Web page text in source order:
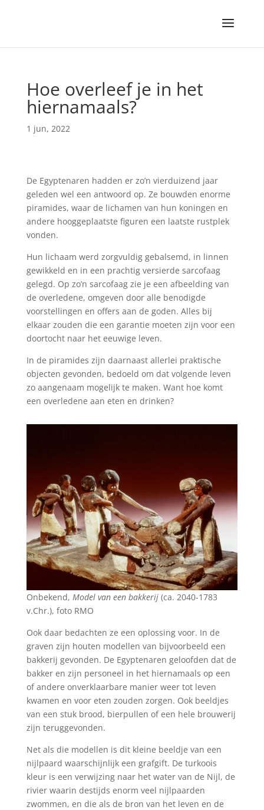
Hoe overleef je in het
hiernamaals?
1 jun, 2022
De Egyptenaren hadden er zo’n vierduizend jaar
geleden wel een antwoord op. Ze bouwden enorme
piramides, waar de lichamen van hun koningen en
andere hooggeplaatste figuren een laatste rustplek
vonden.
Hun lichaam werd zorgvuldig gebalsemd, in linnen
gewikkeld en in een prachtig versierde sarcofaag
gelegd. Op zo’n sarcofaag zie je een afbeelding van
de overledene, omgeven door alle benodigde
voorstellingen en offers aan de goden. Alles bij
elkaar zouden die een garantie moeten zijn voor een
doortocht naar het eeuwige leven.
In de piramides zijn daarnaast allerlei praktische
objecten gevonden, bedoeld om dat volgende leven
zo aangenaam mogelijk te maken. Want hoe komt
een overledene aan eten en drinken?
Onbekend, Model van een bakkerij(ca. 2040-1783
v.Chr.), foto RMO
Ook daar bedachten ze een oplossing voor. In de
graven zijn houten modellen van bijvoorbeeld een
bakkerij gevonden. De Egyptenaren geloofden dat de
bakker en zijn personeel in het hiernamaals op een
of andere onverklaarbare manier weer tot leven
kwamen en voor eten zouden zorgen. Ook beeldjes
van een stuk brood, bierpullen of een hele brouwerij
zijn teruggevonden.
Net als die modellen is dit kleine beeldje van een
nijlpaard waarschijnlijk een grafgift. De turkoois
kleur is een verwijzing naar het water van de Nijl, de
rivier waarin destijds enorm veel nijlpaarden
zwommen, en die als de bron van het leven en de